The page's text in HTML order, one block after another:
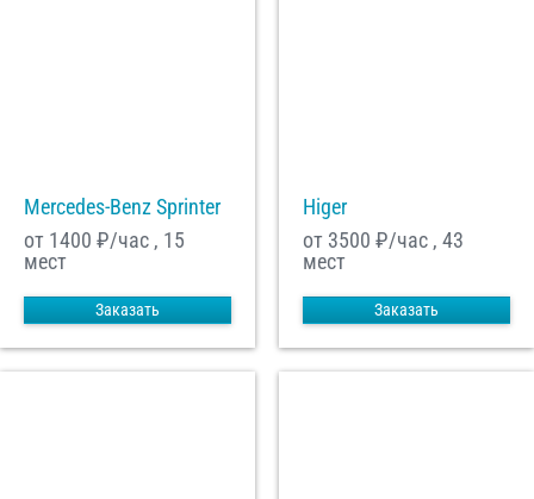
Mercedes-Benz Sprinter
от 1400 ₽/час , 15
мест
Заказать
Higer
от 3500 ₽/час , 43
мест
Заказать